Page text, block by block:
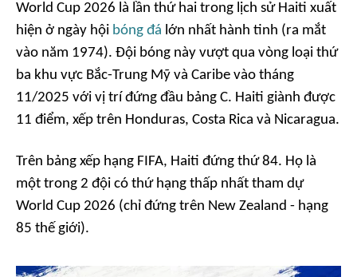
World Cup 2026 là lần thứ hai trong lịch sử Haiti xuất
hiện ở ngày hội bóng đá lớn nhất hành tinh (ra mắt
vào năm 1974). Đội bóng này vượt qua vòng loại thứ
ba khu vực Bắc-Trung Mỹ và Caribe vào tháng
11/2025 với vị trí đứng đầu bảng C. Haiti giành được
11 điểm, xếp trên Honduras, Costa Rica và Nicaragua.
Trên bảng xếp hạng FIFA, Haiti đứng thứ 84. Họ là
một trong 2 đội có thứ hạng thấp nhất tham dự
World Cup 2026 (chỉ đứng trên New Zealand - hạng
85 thế giới).